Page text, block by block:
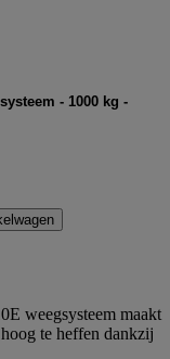
- 1000 kg -
weegsysteem maakt
te heffen dankzij